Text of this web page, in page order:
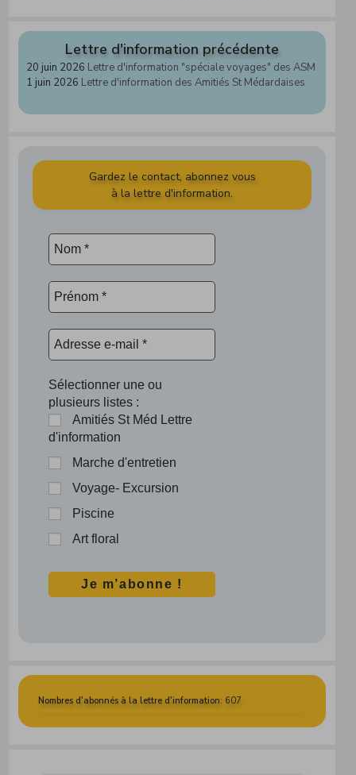
Lettre d'information précédente
20 juin 2026 Lettre d'information "spéciale voyages" des ASM
1 juin 2026 Lettre d'information des Amitiés St Médardaises
Gardez le contact, abonnez vous
à la lettre d'information.
Sélectionner une ou
plusieurs listes :
Amitiés St Méd Lettre
d'information
Marche d'entretien
Voyage- Excursion
Piscine
Art floral
Nombres d'abonnés à la lettre d'information: 607